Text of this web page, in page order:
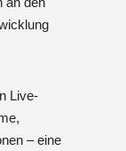
Live-
– eine